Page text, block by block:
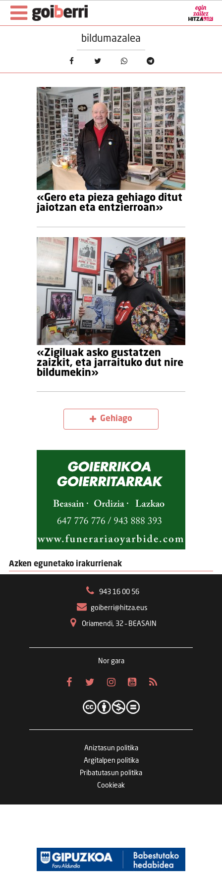
bildumazalea
«Gero eta pieza gehiago ditut
jaiotzan eta entzierroan»
«Zigiluak asko gustatzen
zaizkit, eta jarraituko dut nire
bildumekin»
Gehiago
Azken egunetako irakurrienak
943 16 00 56
goiberri@hitza.eus
Oriamendi, 32 – BEASAIN
Nor gara
Aniztasun politika
Argitalpen politika
Pribatutasun politika
Cookieak